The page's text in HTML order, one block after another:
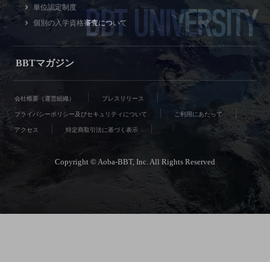
単位認定制度
個別の入学資格審査について
BBTマガジン
BBT UNIVERSITY
会社概要（運営組織） プレスリリース
プライバシーポリシー及びセキュリティについて ご利用にあたって
アクセス 特定商取引法に基づく表示
Copyright © Aoba-BBT, Inc. All Rights Reserved